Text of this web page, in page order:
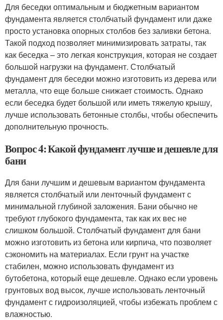
Для беседки оптимальным и бюджетным вариантом
фундамента является столбчатый фундамент или даже
просто установка опорных столбов без заливки бетона.
Такой подход позволяет минимизировать затраты, так
как беседка – это легкая конструкция, которая не создает
большой нагрузки на фундамент. Столбчатый
фундамент для беседки можно изготовить из дерева или
металла, что еще больше снижает стоимость. Однако
если беседка будет большой или иметь тяжелую крышу,
лучше использовать бетонные столбы, чтобы обеспечить
дополнительную прочность.
Вопрос 4: Какой фундамент лучше и дешевле для
бани
Для бани лучшим и дешевым вариантом фундамента
является столбчатый или ленточный фундамент с
минимальной глубиной заложения. Бани обычно не
требуют глубокого фундамента, так как их вес не
слишком большой. Столбчатый фундамент для бани
можно изготовить из бетона или кирпича, что позволяет
сэкономить на материалах. Если грунт на участке
стабилен, можно использовать фундамент из
бутобетона, который еще дешевле. Однако если уровень
грунтовых вод высок, лучше использовать ленточный
фундамент с гидроизоляцией, чтобы избежать проблем с
влажностью.